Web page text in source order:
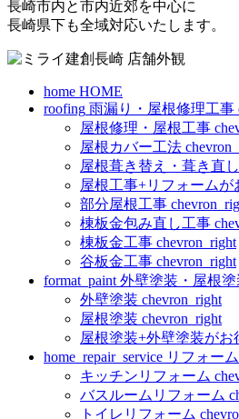
長崎市内と市内近郊を中心に
長崎県下も全域対応いたします。
home HOME
roofing 雨漏り・屋根修理工事
屋根修理・屋根工事
屋根カバー工法
屋根葺き替え・葺き直し
屋根工事+リフォームが
部分屋根工事
棟板金包み直し工事
棟板金工事 chevron_right
谷板金工事 chevron_right
format_paint 外壁塗装・屋根塗
外壁塗装 chevron_right
屋根塗装 chevron_right
屋根塗装+外壁塗装がお
home_repair_service リフォーム
キッチンリフォーム
バスルームリフォーム
トイレリフォーム